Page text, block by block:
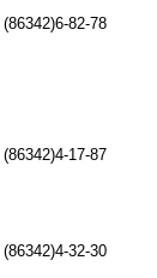
(86342)6-82-78
(86342)4-17-87
(86342)4-32-30